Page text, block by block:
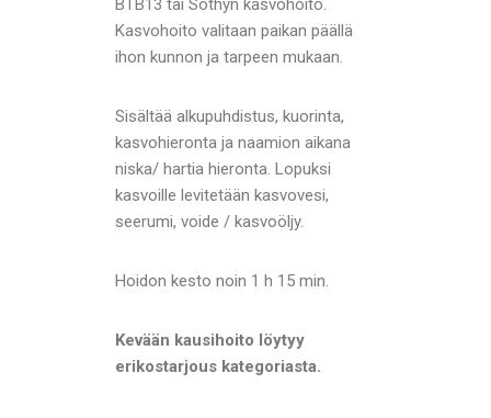
BTB13 tai Sothyn kasvohoito.
Kasvohoito valitaan paikan päällä
ihon kunnon ja tarpeen mukaan.
Sisältää alkupuhdistus, kuorinta,
kasvohieronta ja naamion aikana
niska/ hartia hieronta. Lopuksi
kasvoille levitetään kasvovesi,
seerumi, voide / kasvoöljy.
Hoidon kesto noin 1 h 15 min.
Kevään kausihoito löytyy
erikostarjous kategoriasta.